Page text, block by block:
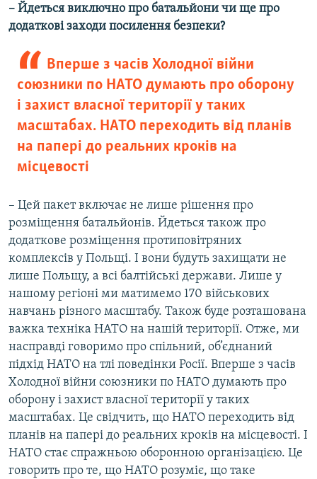
– Йдеться виключно про батальйони чи ще про
додаткові заходи посилення безпеки?
Вперше з часів Холодної війни
союзники по НАТО думають про оборону
і захист власної території у таких
масштабах. НАТО переходить від планів
на папері до реальних кроків на
місцевості
– Цей пакет включає не лише рішення про
розміщення батальйонів. Йдеться також про
додаткове розміщення протиповітряних
комплексів у Польщі. І вони будуть захищати не
лише Польщу, а всі балтійські держави. Лише у
нашому регіоні ми матимемо 170 військових
навчань різного масштабу. Також буде розташована
важка техніка НАТО на нашій території. Отже, ми
насправді говоримо про спільний, об’єднаний
підхід НАТО на тлі поведінки Росії. Вперше з часів
Холодної війни союзники по НАТО думають про
оборону і захист власної території у таких
масштабах. Це свідчить, що НАТО переходить від
планів на папері до реальних кроків на місцевості. І
НАТО стає спражньою оборонною організацією. Це
говорить про те, що НАТО розуміє, що таке